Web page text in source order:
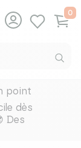
0
point
dès
Des